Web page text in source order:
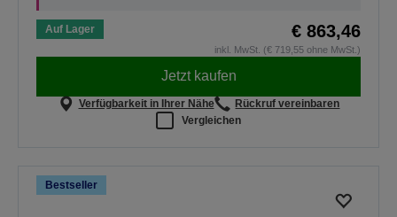
Auf Lager € 863,46
inkl. MwSt. (€ 719,55 ohne MwSt.)
Jetzt kaufen
Verfügbarkeit in Ihrer Nähe
Rückruf vereinbaren
Vergleichen
Bestseller